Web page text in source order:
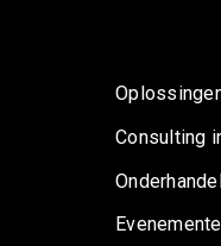
Consulting